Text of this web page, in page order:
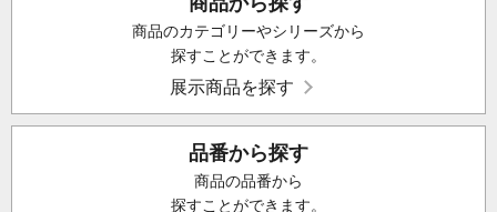
商品のカテゴリーやシリーズから
探すことができます。
展示商品を探す
品番から探す
商品の品番から
探すことができます。